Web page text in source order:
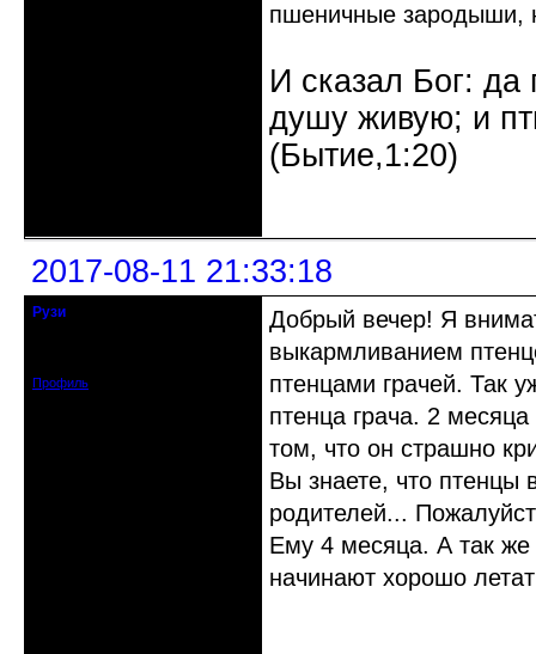
пшеничные зародыши,
И сказал Бог:
душу живую; и
(Бытие,1:20)
2017-08-11 21:33:18
Рузи
Профиль
Добрый вечер! Я
выкармливанием
птенцами грачей. Так
птенца грача. 2
том, что он страшно
Вы знаете, что птенцы
родителей...
Ему 4 месяца. А так же
начинают хорошо